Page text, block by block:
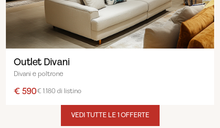
Outlet Divani
Divani e poltrone
€ 590€ 1.180 di listino
VEDI TUTTE LE 1 OFFERTE